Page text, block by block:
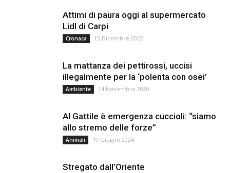
Attimi di paura oggi al supermercato
Lidl di Carpi
Cronaca 13 Dicembre 2022
La mattanza dei pettirossi, uccisi
illegalmente per la ‘polenta con osei’
Ambiente 14 Novembre 2020
Al Gattile è emergenza cuccioli: “siamo
allo stremo delle forze”
Animali 19 Giugno 2024
Stregato dall’Oriente